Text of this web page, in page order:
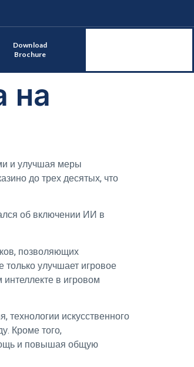
Download
Brochure
на
и улучшая меры
до трех десятых, что
об включении ИИ в
позволяющих
улучшает игровое
в игровом
искусственного
Кроме того,
и повышая общую